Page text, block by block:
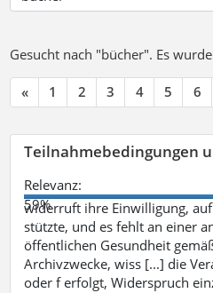
Gesucht nach "bücher". Es
« 1 2 3 4 5 6
Teilnahmebedingungen
Relevanz:
59%
widerruft ihre Einwilligung,
stützte, und es fehlt an einer
öffentlichen Gesundheit
Archivzwecke, wiss [...] die
oder f erfolgt, Widerspruch